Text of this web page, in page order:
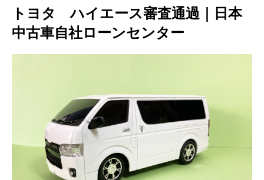
トヨタ ハイエース審査通過｜日本
中古車自社ローンセンター